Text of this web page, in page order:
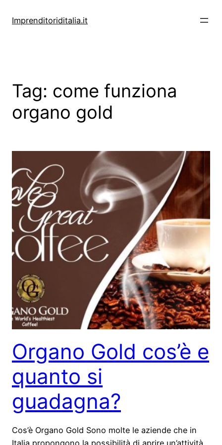
Imprenditoriditalia.it
Tag: come funziona
organo gold
Organo Gold cos’è e
quanto si
guadagna?
Cos’è Organo Gold Sono molte le aziende che in
Italia propongono la possibilità di aprire un’attività